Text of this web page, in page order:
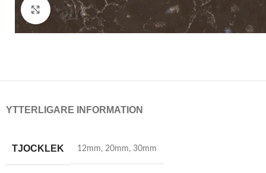
Click to enlarge
YTTERLIGARE INFORMATION
TJOCKLEK 12mm, 20mm, 30mm